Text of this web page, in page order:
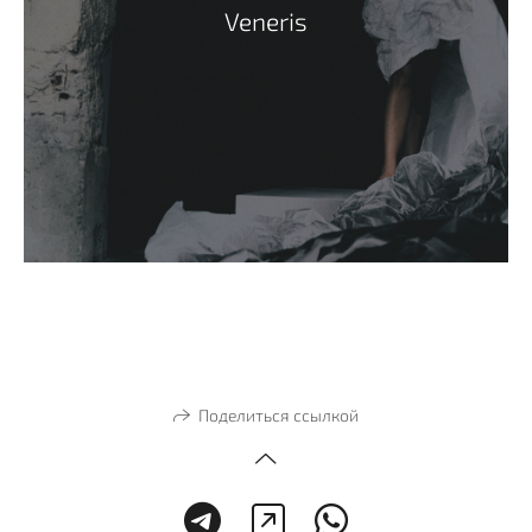
Veneris
Поделиться ссылкой